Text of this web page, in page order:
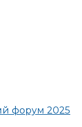
форум 2025